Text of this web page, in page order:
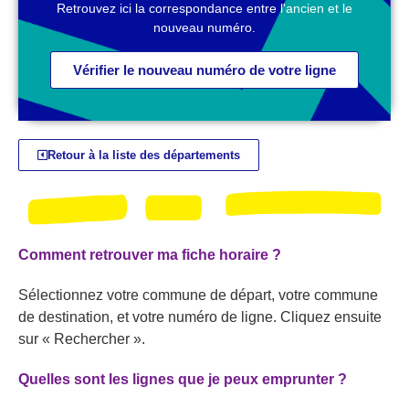
Retrouvez ici la correspondance entre l'ancien et le
nouveau numéro.
Vérifier le nouveau numéro de votre ligne
Retour à la liste des départements
Comment retrouver ma fiche horaire ?
Sélectionnez votre commune de départ, votre commune
de destination, et votre numéro de ligne. Cliquez ensuite
sur « Rechercher ».
Quelles sont les lignes que je peux emprunter ?